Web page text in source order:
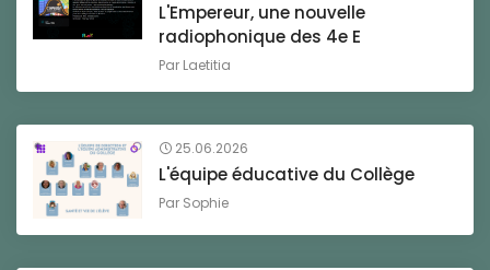
L'Empereur, une nouvelle
radiophonique des 4e E
Par Laetitia
25.06.2026
L'équipe éducative du Collège
Par Sophie